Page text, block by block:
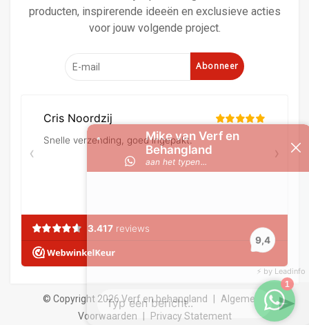
producten, inspirerende ideeën en exclusieve acties
voor jouw volgende project.
Abonneer
© Copyright 2026 Verf en behangland
Algemene
Voorwaarden
Privacy Statement